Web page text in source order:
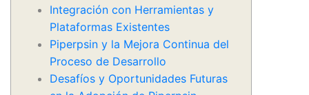
Integración con Herramientas y
Plataformas Existentes
Piperpsin y la Mejora Continua del
Proceso de Desarrollo
Desafíos y Oportunidades Futuras